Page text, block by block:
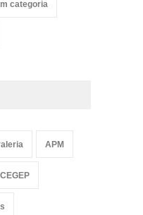
categoria
APM
CEGEP